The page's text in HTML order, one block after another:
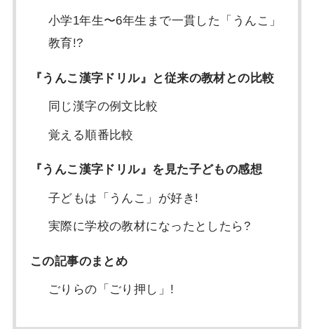
小学1年生〜6年生まで一貫した「うんこ」
教育!?
『うんこ漢字ドリル』と従来の教材との比較
同じ漢字の例文比較
覚える順番比較
『うんこ漢字ドリル』を見た子どもの感想
子どもは「うんこ」が好き!
実際に学校の教材になったとしたら?
この記事のまとめ
ごりらの「ごり押し」!